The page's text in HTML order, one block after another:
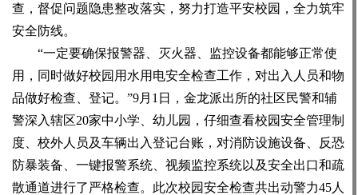
查，督促问题隐患整改落实，努力打造平安校园，全力筑牢
安全防线。
“一定要确保报警器、灭火器、监控设备都能够正常使
用，同时做好校园用水用电安全检查工作，对出入人员和物
品做好检查、登记。”9月1日，金龙派出所的社区民警和辅
警深入辖区20家中小学、幼儿园，仔细查看校园安全管理制
度、校外人员及车辆出入登记台账，对消防设施设备、反恐
防暴装备、一键报警系统、视频监控系统以及安全出口和疏
散通道进行了严格检查。此次校园安全检查共出动警力45人